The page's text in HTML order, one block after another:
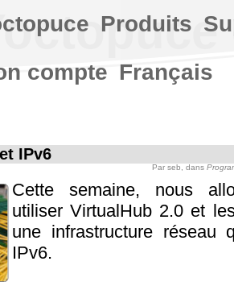
IPv6
Par seb , dans
Cette semaine, nous
utiliser VirtualHub 2.0 et
une infrastructure réseau
IPv6.
Produits
compte Français